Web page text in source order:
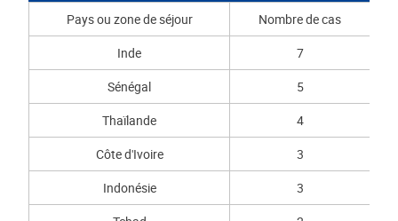
Pays ou zone de séjour
Nombre de cas
Inde
7
Sénégal
5
Thaïlande
4
Côte d'Ivoire
3
Indonésie
3